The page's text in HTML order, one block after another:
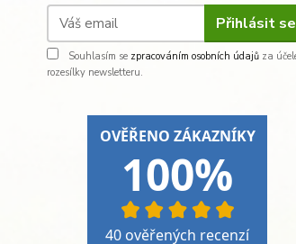
Přihlásit se
Souhlasím se zpracováním osobních údajů za
rozesílky newsletteru.